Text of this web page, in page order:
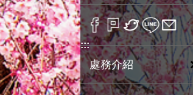
:::
處務介紹